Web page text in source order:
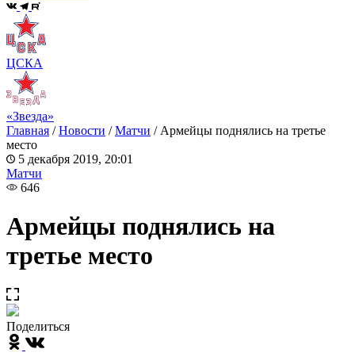
ЦСКА
«Звезда»
Главная /Новости /Матчи / Армейцы поднялись на третье
место
5 декабря 2019, 20:01
Матчи
646
Армейцы поднялись на
третье место
Поделиться